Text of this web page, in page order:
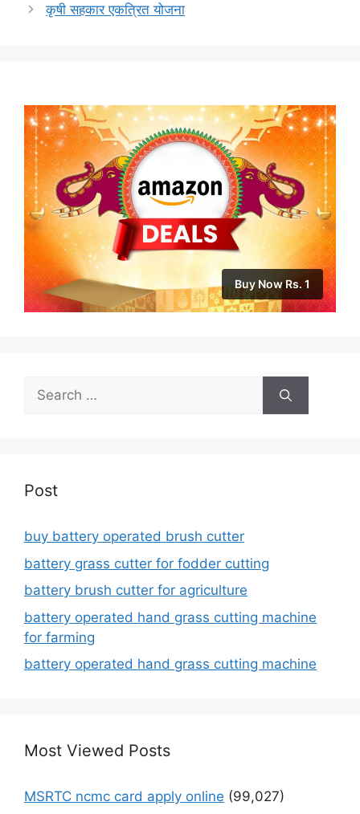
कृषी सहकार एकत्रित योजना
Buy Now Rs. 1
Search
for:
Post
buy battery operated brush cutter
battery grass cutter for fodder cutting
battery brush cutter for agriculture
battery operated hand grass cutting machine
for farming
battery operated hand grass cutting machine
Most Viewed Posts
MSRTC ncmc card apply online (99,027)